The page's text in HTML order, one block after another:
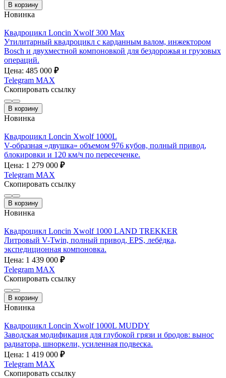
В корзину
Новинка
Квадроцикл Loncin Xwolf 300 Max
Утилитарный квадроцикл с карданным валом, инжектором
Bosch и двухместной компоновкой для бездорожья и грузовых
операций.
Цена: 485 000 ₽
Telegram MAX
Скопировать ссылку
В корзину
Новинка
Квадроцикл Loncin Xwolf 1000L
V-образная «двушка» объемом 976 кубов, полный привод,
блокировки и 120 км/ч по пересеченке.
Цена: 1 279 000 ₽
Telegram MAX
Скопировать ссылку
В корзину
Новинка
Квадроцикл Loncin Xwolf 1000 LAND TREKKER
Литровый V-Twin, полный привод, EPS, лебёдка,
экспедиционная компоновка.
Цена: 1 439 000 ₽
Telegram MAX
Скопировать ссылку
В корзину
Новинка
Квадроцикл Loncin Xwolf 1000L MUDDY
Заводская модификация для глубокой грязи и бродов: вынос
радиатора, шноркели, усиленная подвеска.
Цена: 1 419 000 ₽
Telegram MAX
Скопировать ссылку